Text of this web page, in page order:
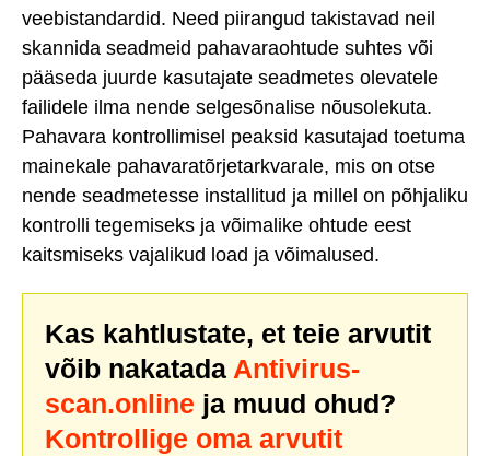
veebistandardid. Need piirangud takistavad neil
skannida seadmeid pahavaraohtude suhtes või
pääseda juurde kasutajate seadmetes olevatele
failidele ilma nende selgesõnalise nõusolekuta.
Pahavara kontrollimisel peaksid kasutajad toetuma
mainekale pahavaratõrjetarkvarale, mis on otse
nende seadmetesse installitud ja millel on põhjaliku
kontrolli tegemiseks ja võimalike ohtude eest
kaitsmiseks vajalikud load ja võimalused.
Kas kahtlustate, et teie arvutit
võib nakatada Antivirus-
scan.online ja muud ohud?
Kontrollige oma arvutit